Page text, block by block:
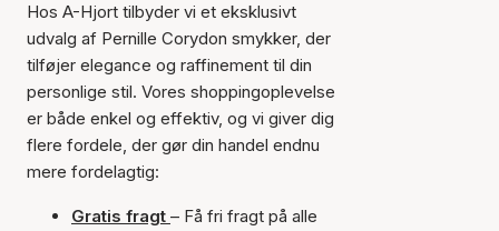
Hos A-Hjort tilbyder vi et eksklusivt
udvalg af Pernille Corydon smykker, der
tilføjer elegance og raffinement til din
personlige stil. Vores shoppingoplevelse
er både enkel og effektiv, og vi giver dig
flere fordele, der gør din handel endnu
mere fordelagtig:
Gratis fragt – Få fri fragt på alle